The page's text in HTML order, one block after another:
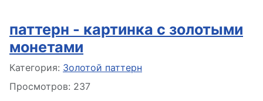
паттерн - картинка с золотыми
монетами
Информация о материале
Категория: Золотой паттерн
Просмотров: 237